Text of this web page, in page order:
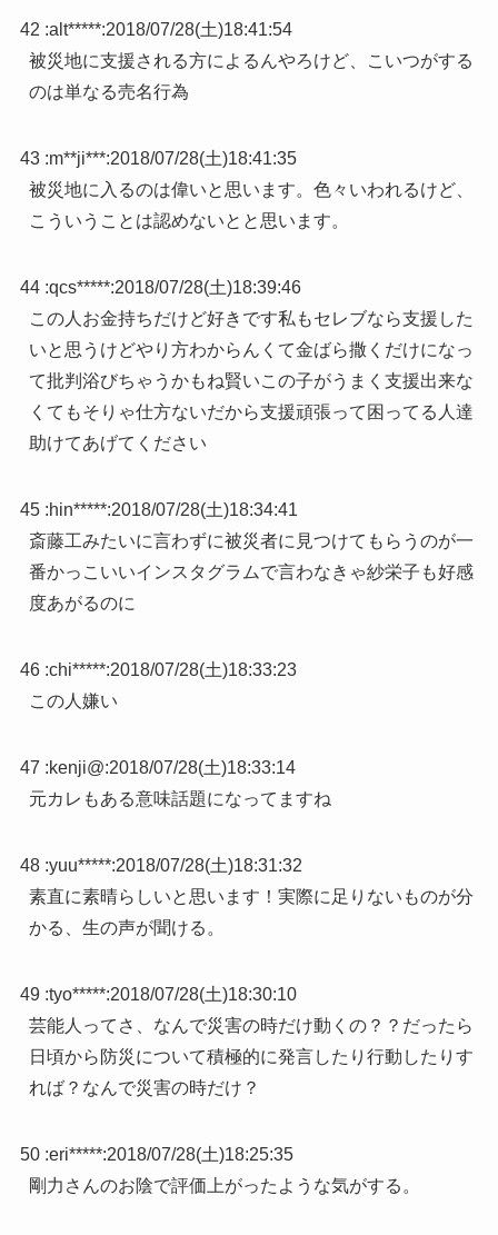
42 :alt*****:2018/07/28(土)18:41:54
被災地に支援される方によるんやろけど、こいつがする
のは単なる売名行為
43 :m**ji***:2018/07/28(土)18:41:35
被災地に入るのは偉いと思います。色々いわれるけど、
こういうことは認めないとと思います。
44 :qcs*****:2018/07/28(土)18:39:46
この人お金持ちだけど好きです私もセレブなら支援した
いと思うけどやり方わからんくて金ばら撒くだけになっ
て批判浴びちゃうかもね賢いこの子がうまく支援出来な
くてもそりゃ仕方ないだから支援頑張って困ってる人達
助けてあげてください
45 :hin*****:2018/07/28(土)18:34:41
斎藤工みたいに言わずに被災者に見つけてもらうのが一
番かっこいいインスタグラムで言わなきゃ紗栄子も好感
度あがるのに
46 :chi*****:2018/07/28(土)18:33:23
この人嫌い
47 :kenji@:2018/07/28(土)18:33:14
元カレもある意味話題になってますね
48 :yuu*****:2018/07/28(土)18:31:32
素直に素晴らしいと思います！実際に足りないものが分
かる、生の声が聞ける。
49 :tyo*****:2018/07/28(土)18:30:10
芸能人ってさ、なんで災害の時だけ動くの？？だったら
日頃から防災について積極的に発言したり行動したりす
れば？なんで災害の時だけ？
50 :eri*****:2018/07/28(土)18:25:35
剛力さんのお陰で評価上がったような気がする。